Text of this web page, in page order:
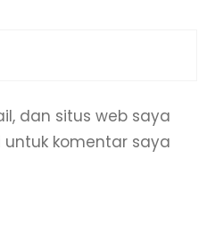
dan situs web saya
komentar saya